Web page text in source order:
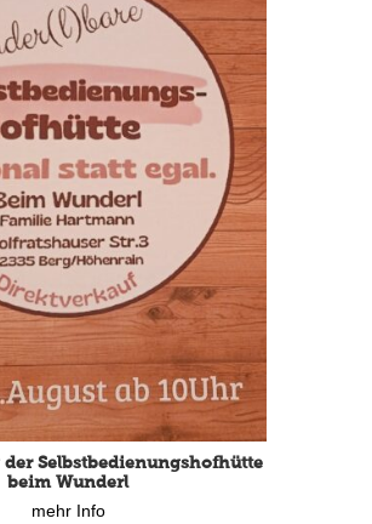
Selbstbedienungshofhütte
beim Wunderl
mehr Info